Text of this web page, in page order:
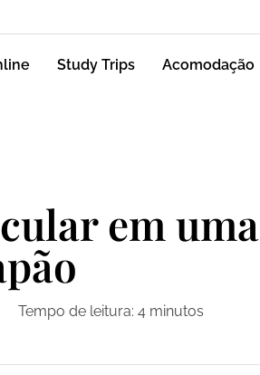
Study Trips Acomodação
em uma
Tempo de leitura: 4 minutos